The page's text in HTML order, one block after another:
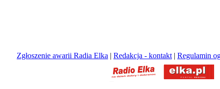
Zgłoszenie awarii Radia Elka | Redakcja - kontakt | Regulamin